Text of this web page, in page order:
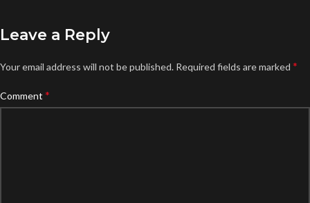
Leave a Reply
Your email address will not be published. Required fields are marked *
Comment *